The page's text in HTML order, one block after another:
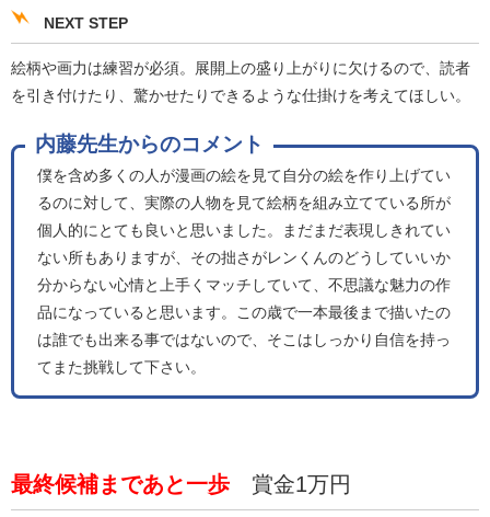
NEXT STEP
絵柄や画力は練習が必須。展開上の盛り上がりに欠けるので、読者
を引き付けたり、驚かせたりできるような仕掛けを考えてほしい。
内藤先生からのコメント
僕を含め多くの人が漫画の絵を見て自分の絵を作り上げてい
るのに対して、実際の人物を見て絵柄を組み立てている所が
個人的にとても良いと思いました。まだまだ表現しきれてい
ない所もありますが、その拙さがレンくんのどうしていいか
分からない心情と上手くマッチしていて、不思議な魅力の作
品になっていると思います。この歳で一本最後まで描いたの
は誰でも出来る事ではないので、そこはしっかり自信を持っ
てまた挑戦して下さい。
最終候補まであと一歩 賞金1万円